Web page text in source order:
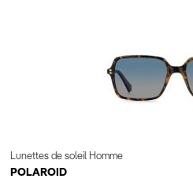
Lunettes de soleil Homme
POLAROID